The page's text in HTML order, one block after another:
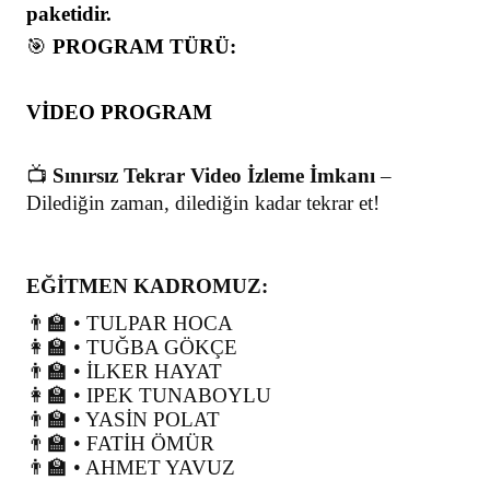
paketidir.
🎯 PROGRAM TÜRÜ:
VİDEO PROGRAM
📺 Sınırsız Tekrar Video İzleme İmkanı –
Dilediğin zaman, dilediğin kadar tekrar et!
EĞİTMEN KADROMUZ:
👨‍🏫 • TULPAR HOCA
👩‍🏫 • TUĞBA GÖKÇE
👨‍🏫 • İLKER HAYAT
👩‍🏫 • IPEK TUNABOYLU
👨‍🏫 • YASİN POLAT
👨‍🏫 • FATİH ÖMÜR
👨‍🏫 • AHMET YAVUZ